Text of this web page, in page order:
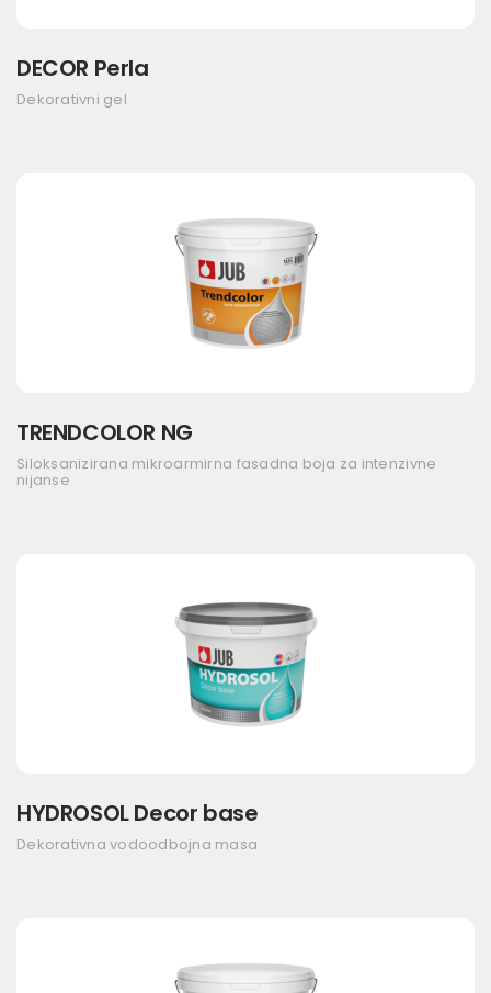
DECOR Perla
Dekorativni gel
TRENDCOLOR NG
Siloksanizirana mikroarmirna fasadna boja za intenzivne
nijanse
HYDROSOL Decor base
Dekorativna vodoodbojna masa